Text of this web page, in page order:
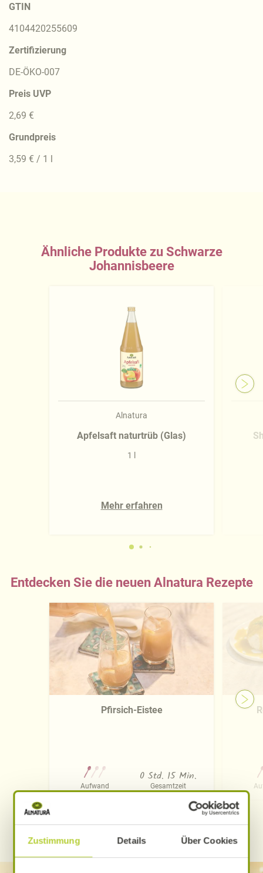
Zustimmung Details Über Cookies
GTIN
4104420255609
Zertifizierung
DE-ÖKO-007
Preis UVP
2,69 €
Grundpreis
3,59 € / 1 l
Ähnliche Produkte zu Schwarze
Johannisbeere
Alnatura
Apfelsaft naturtrüb (Glas)
1 l
Mehr erfahren
Entdecken Sie die neuen Alnatura Rezepte
Pfirsich-Eistee
Aufwand
0 Std. 15 Min.
Gesamtzeit
WEITERE ALNATURA REZEPTE FINDEN